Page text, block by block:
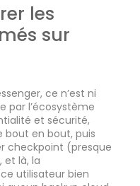
les
sur
ce n’est ni
par l’écosystème
et sécurité,
bout en bout, puis
checkpoint (presque
et là, la
utilisateur bien